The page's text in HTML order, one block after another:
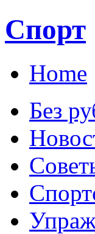
Спорт
Home
Без